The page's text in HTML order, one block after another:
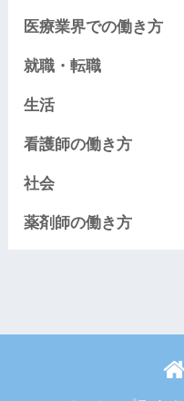
医療業界での働き方
就職・転職
生活
看護師の働き方
社会
薬剤師の働き方